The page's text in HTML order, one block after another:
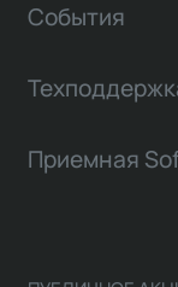
События
Приемная